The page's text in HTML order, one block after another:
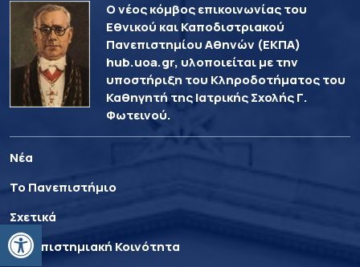
Ανοίξτε τη γραμμή εργαλείων
Ο νέος κόμβος επικοινωνίας του
Εθνικού και Καποδιστριακού
Πανεπιστημίου Αθηνών (ΕΚΠΑ)
hub.uoa.gr, υλοποιείται με την
υποστήριξη του Κληροδοτήματος του
Καθηγητή της Ιατρικής Σχολής Γ.
Φωτεινού.
Νέα
Το Πανεπιστήμιο
Σχετικά
Πανεπιστημιακή Κοινότητα